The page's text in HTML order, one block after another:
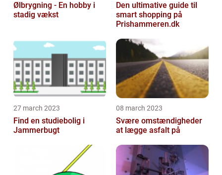
Ølbrygning - En hobby i
stadig vækst
Den ultimative guide til
smart shopping på
Prishammeren.dk
27 march 2023
Find en studiebolig i
Jammerbugt
08 march 2023
Svære omstændigheder
at lægge asfalt på